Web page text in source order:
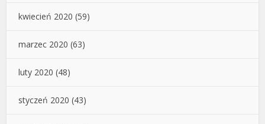
kwiecień 2020 (59)
marzec 2020 (63)
luty 2020 (48)
styczeń 2020 (43)